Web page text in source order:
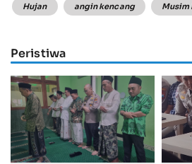
Hujan angin kencang Musim
Peristiwa